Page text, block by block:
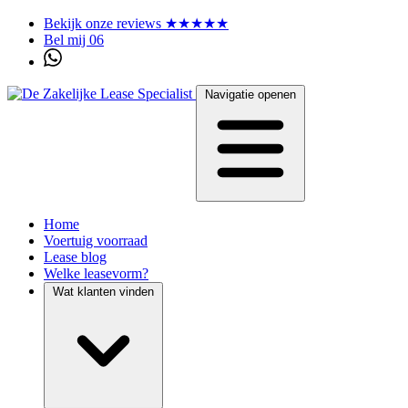
Bekijk onze reviews ★★★★★
Bel mij 06
Navigatie openen
Home
Voertuig voorraad
Lease blog
Welke leasevorm?
Wat klanten vinden